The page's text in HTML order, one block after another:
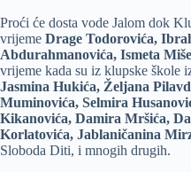
Proći će dosta vode Jalom dok
vrijeme Drage Todorovića,
Abdurahmanovića, Ismeta
vrijeme kada su iz klupske škole
Jasmina Hukića, Željana
Muminovića, Selmira
Kikanovića, Damira Mršića,
Korlatovića, Jablaničanina
Sloboda Diti, i mnogih drugih.